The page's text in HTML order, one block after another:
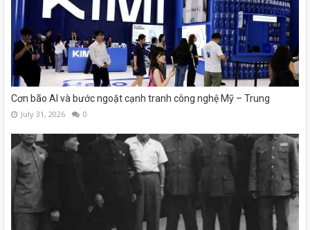
Cơn bão AI và bước ngoặt cạnh tranh công nghệ Mỹ – Trung
July 31, 2026 0